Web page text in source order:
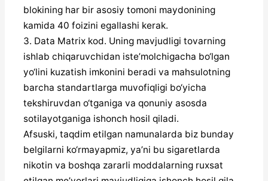
blokining har bir asosiy tomoni maydonining
kamida 40 foizini egallashi kerak.
3. Data Matrix kod. Uning mavjudligi tovarning
ishlab chiqaruvchidan iste’molchigacha bo‘lgan
yo‘lini kuzatish imkonini beradi va mahsulotning
barcha standartlarga muvofiqligi bo‘yicha
tekshiruvdan o‘tganiga va qonuniy asosda
sotilayotganiga ishonch hosil qiladi.
Afsuski, taqdim etilgan namunalarda biz bunday
belgilarni ko‘rmayapmiz, ya’ni bu sigaretlarda
nikotin va boshqa zararli moddalarning ruxsat